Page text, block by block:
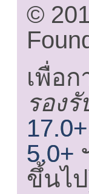
©
เพื่อ
รอง
17.0+
5.0+
ขึ้นไ